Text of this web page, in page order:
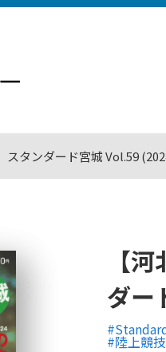
タンダード宮城 Vol.59
【
ダー
#陸上競